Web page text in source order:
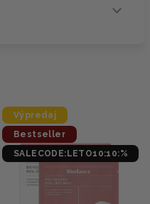
Výpredaj
Bestseller
SALECODE:LETO10:10:%